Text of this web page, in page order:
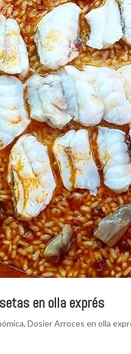
en olla exprés
,Dosier Arroces en olla